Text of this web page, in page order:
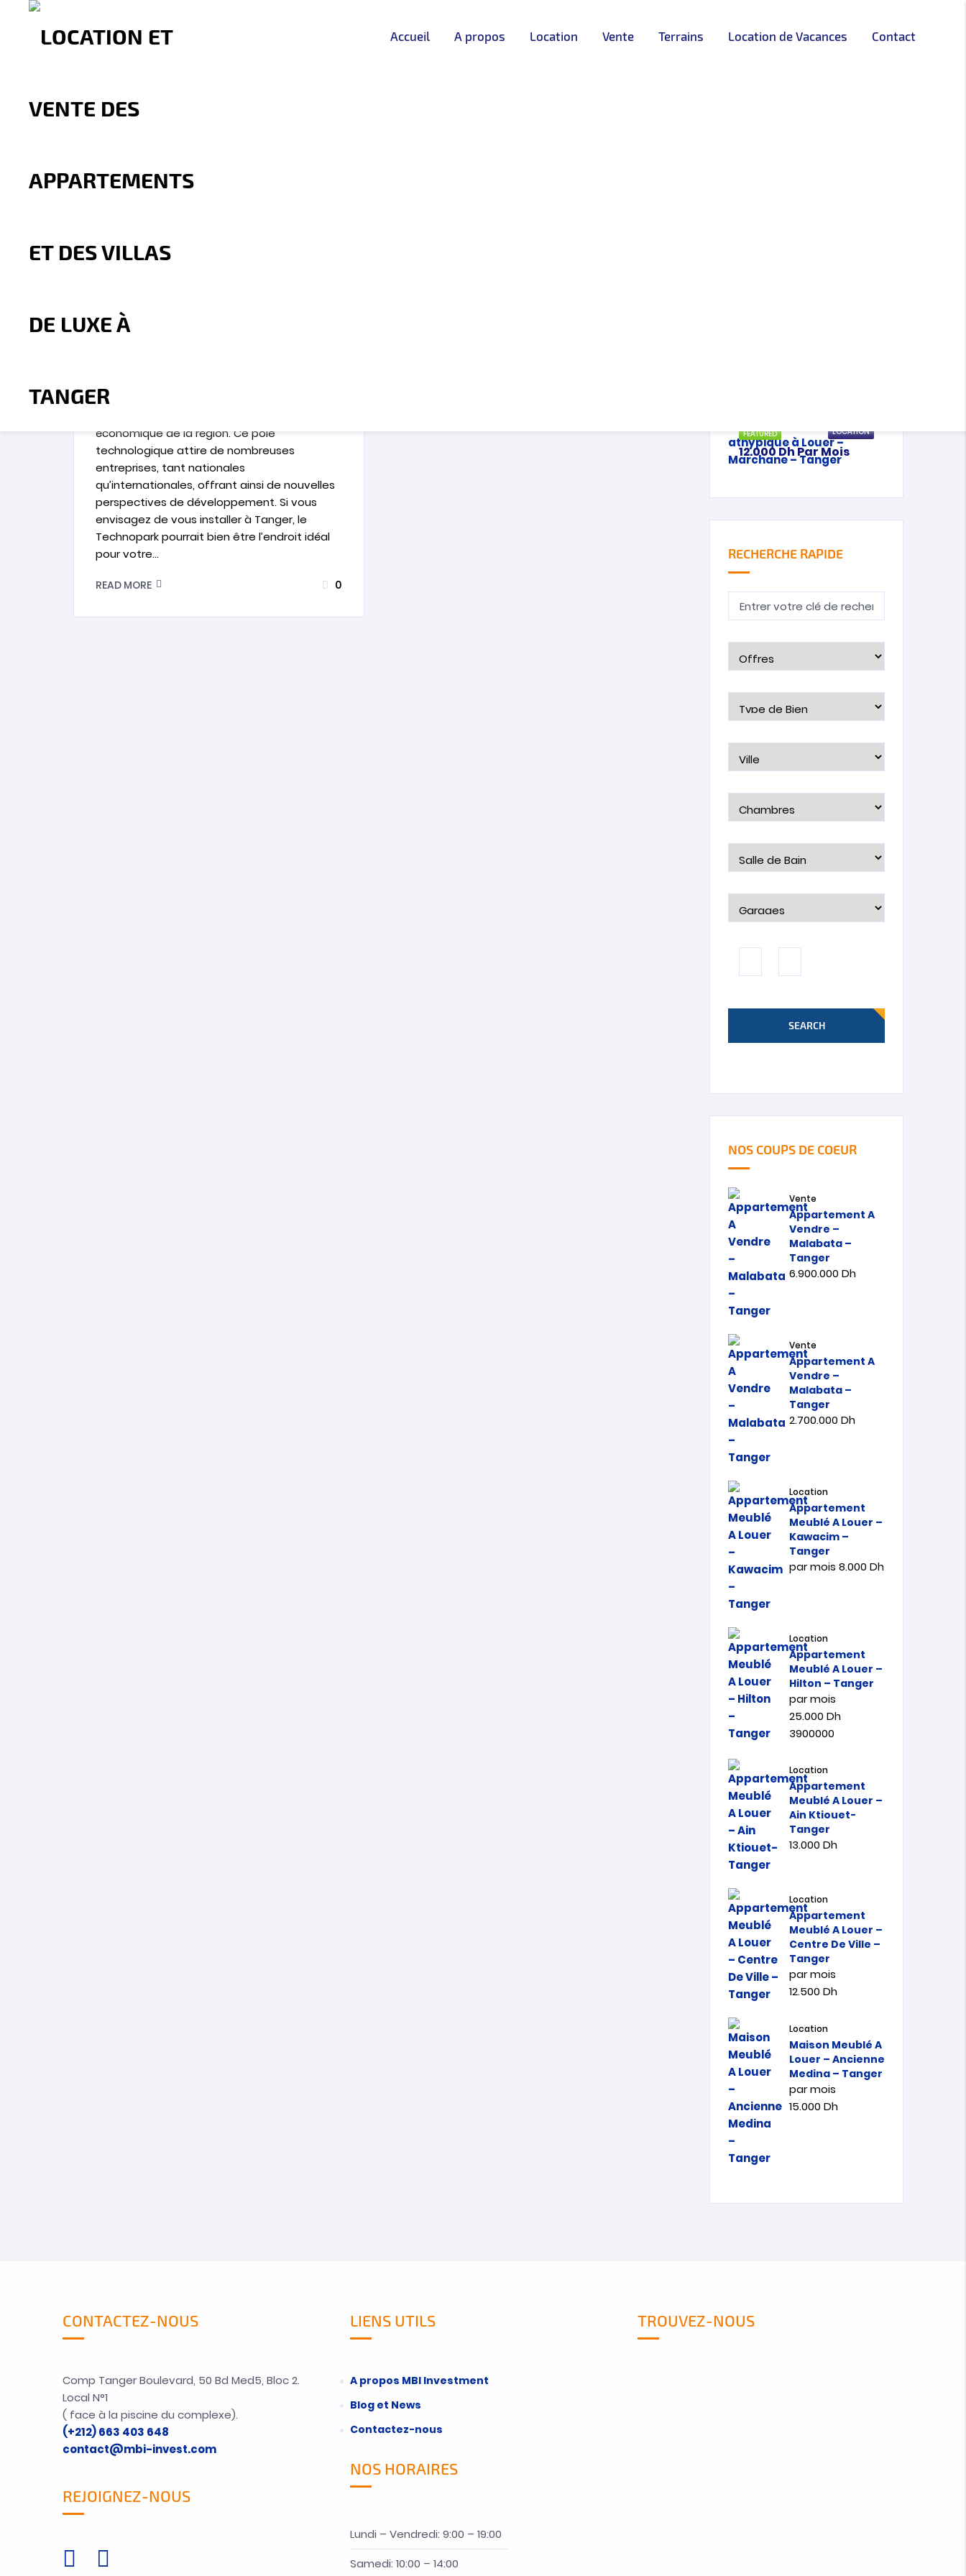
Accueil A propos Location Vente Terrains Location de Vacances Contact
MBI Investment - Agence immobilière Tanger
Oct
ÉCOSYSTÈME DYNAMIQUE POUR LES
simple parc d’activités. Il s’agit d’un véritable
économique de la région. Ce pôle
technologique attire de nombreuses
entreprises, tant nationales
qu’internationales, offrant ainsi de nouvelles
perspectives de développement. Si vous
envisagez de vous installer à Tanger, le
Technopark pourrait bien être l’endroit idéal
pour votre…
READ MORE 0
FEATURED LOCATION
12.000DhPar Mois
RECHERCHE RAPIDE
SEARCH
NOS COUPS DE COEUR
Vente
Appartement A
Vendre –
Malabata –
Tanger
6.900.000 Dh
Vente
Appartement A
Vendre –
Malabata –
Tanger
2.700.000 Dh
Location
Appartement
Meublé A Louer –
Kawacim –
Tanger
par mois 8.000 Dh
Location
Appartement
Meublé A Louer –
Hilton – Tanger
par mois
25.000 Dh
3900000
Location
Appartement
Meublé A Louer –
Ain Ktiouet-
Tanger
13.000 Dh
Location
Appartement
Meublé A Louer –
Centre De Ville –
Tanger
par mois
12.500 Dh
Location
Maison Meublé A
Louer – Ancienne
Medina – Tanger
par mois
15.000 Dh
CONTACTEZ-NOUS
Comp Tanger Boulevard, 50 Bd Med5, Bloc 2.
Local N°1
( face à la piscine du complexe).
(+212) 663 403 648
contact@mbi-invest.com
REJOIGNEZ-NOUS
LIENS UTILS
A propos MBI Investment
Blog et News
Contactez-nous
NOS HORAIRES
Lundi – Vendredi: 9:00 – 19:00
Samedi: 10:00 – 14:00
TROUVEZ-NOUS